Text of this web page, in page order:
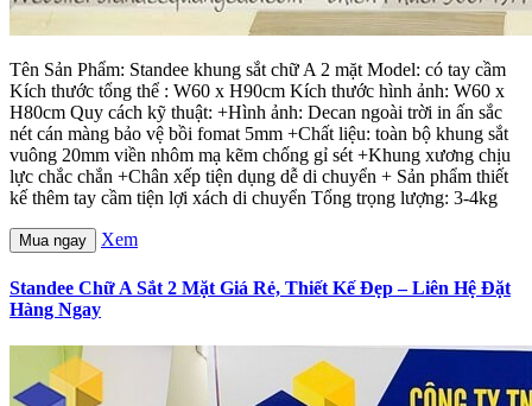
Tên Sản Phẩm: Standee khung sắt chữ A 2 mặt Model: có tay cầm
Kích thước tổng thể : W60 x H90cm Kích thước hình ảnh: W60 x
H80cm Quy cách kỹ thuật: +Hình ảnh: Decan ngoài trời in ấn sắc
nét cán màng bảo vệ bồi fomat 5mm +Chất liệu: toàn bộ khung sắt
vuông 20mm viền nhôm mạ kẽm chống gỉ sét +Khung xương chịu
lực chắc chắn +Chân xếp tiện dụng dễ di chuyển + Sản phẩm thiết
kế thêm tay cầm tiện lợi xách di chuyển Tổng trọng lượng: 3-4kg
Mua ngay Xem
Standee Chữ A Sắt 2 Mặt Giá Rẻ, Thiết Kế Đẹp – Liên Hệ Đặt
Hàng Ngay